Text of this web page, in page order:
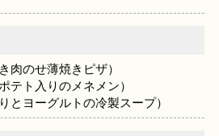
肉のせ薄焼きピザ）
テト入りのメネメン）
とヨーグルトの冷製スープ）